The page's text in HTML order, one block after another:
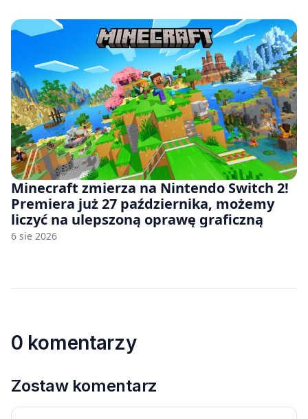
Minecraft zmierza na Nintendo Switch 2!
Premiera już 27 października, możemy
liczyć na ulepszoną oprawę graficzną
6 sie 2026
0 komentarzy
Zostaw komentarz